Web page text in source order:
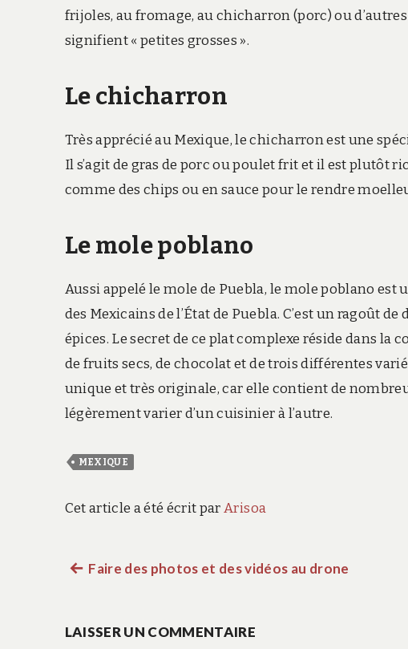
frijoles, au fromage, au chicharron (porc) ou
signifient « petites grosses ».
Le chicharron
Très apprécié au Mexique, le chicharron est une
Il s’agit de gras de porc ou poulet frit et il est plutôt
comme des chips ou en sauce pour le rendre
Le mole poblano
Aussi appelé le mole de Puebla, le mole poblano
des Mexicains de l’État de Puebla. C’est un ragoût
épices. Le secret de ce plat complexe réside dans
de fruits secs, de chocolat et de trois différentes
unique et très originale, car elle contient de
légèrement varier d’un cuisinier à l’autre.
MEXIQUE
Cet article a été écrit parArisoa
Navigation
de
Article
Faire des photos et des vidéos au drone
LAISSER UN COMMENTAIRE